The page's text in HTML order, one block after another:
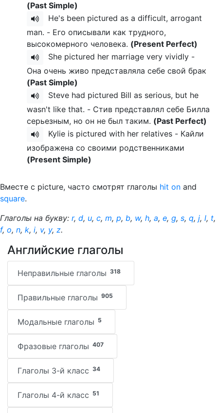
(Past Simple)
He's been pictured as a difficult, arrogant
man. - Его описывали как трудного,
высокомерного человека. (Present Perfect)
She pictured her marriage very vividly -
Она очень живо представляла себе свой брак
(Past Simple)
Steve had pictured Bill as serious, but he
wasn't like that. - Стив представлял себе Билла
серьезным, но он не был таким. (Past Perfect)
Kylie is pictured with her relatives - Кайли
изображена со своими родственниками
(Present Simple)
Вместе с picture, часто смотрят глаголы hit on and
square.
Глаголы на букву: r, d, u, c, m, p, b, w, h, a, e, g, s, q, j, l, t,
f, o, n, k, i, v, y, z.
Английские глаголы
318
Неправильные глаголы
905
Правильные глаголы
5
Модальные глаголы
407
Фразовые глаголы
34
Глаголы 3-й класс
51
Глаголы 4-й класс